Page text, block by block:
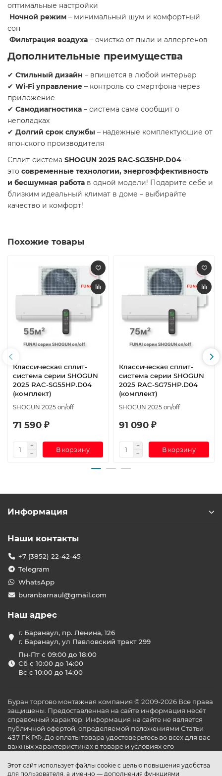
оптимальные настройки
Ночной режим – минимальный шум и комфортный
сон
Фильтрация воздуха – очистка от пыли и аллергенов
Дополнительные преимущества
✔ Стильный дизайн – впишется в любой интерьер
✔ Wi-Fi управление – контроль со смартфона через
приложение
✔ Самодиагностика – система сама сообщит о
неполадках
✔ Долгий срок службы – надежные комплектующие от
японского производителя
Сплит-система SHOGUN 2025 RAC-SG35HP.D04 –
это современные технологии, энергоэффективность
и бесшумная работа в одной модели! Подарите себе и
близким идеальный климат в доме – выбирайте
качество и комфорт!
Похожие товары
Классическая сплит-
система серии SHOGUN
2025 RAC-SG55HP.D04
(комплект)
SHOGUN 2025 on/off
71 590 ₽
В корзину
Классическая сплит-
система серии SHOGUN
2025 RAC-SG75HP.D04
(комплект)
SHOGUN 2025 on/off
91 090 ₽
В корзину
Этот сайт использует файлы cookie с целью повышения удобства
для пользователя, а именно — дополнения функциями
Информация
Наши контакты
+7 (3852) 22-42-45
Telegram
WhatsApp
buranbarnaul@gmail.com
Наш адрес
г. Баранаул, пр. Ленина, 126
г. Баранаул, ул Павловский тракт 299
Пн-Пт с 09:00 до 18:00
Сб с 10:00 до 14:00
Вс с 10:00 до 14:00
Буран торгово монтажная компания © 2009-2026 Все права
защищены. Предоставленная на сайте информация несёт
справочный характер. Информация на сайте не является
публичной офертой, определяемой положениями Статьи
437 ГК РФ. До оплаты товара удостоверьтесь во всех для вас
важных характеристиках в товаре и условиях его